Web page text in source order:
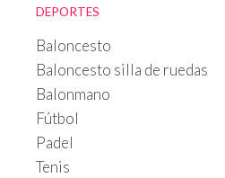
DEPORTES
Baloncesto
Baloncesto silla de ruedas
Balonmano
Fútbol
Padel
Tenis